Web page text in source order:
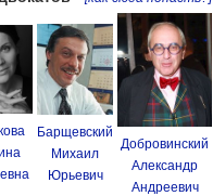
Барщевский
Михаил
Юрьевич
Добровинский
Александр
Андреевич